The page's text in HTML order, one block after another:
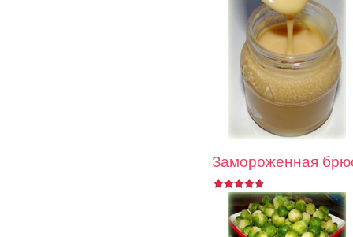
Замороженная